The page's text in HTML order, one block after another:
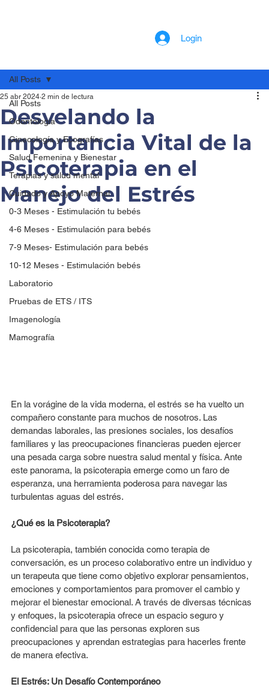
Login
All Posts
Odontología
Ginecología y Ecografías
Salud Femenina y Bienestar
Terapias y salud mental
Cuidado y Apoyo Maternal
0-3 Meses - Estimulación tu bebés
4-6 Meses - Estimulación para bebés
7-9 Meses- Estimulación para bebés
10-12 Meses - Estimulación bebés
Laboratorio
Pruebas de ETS / ITS
Imagenología
Mamografía
All Posts
Desvelando la
Importancia Vital de la
Psicoterapia en el
Manejo del Estrés
25 abr 2024 2 min de lectura
En la vorágine de la vida moderna, el estrés se ha vuelto un
compañero constante para muchos de nosotros. Las
demandas laborales, las presiones sociales, los desafíos
familiares y las preocupaciones financieras pueden ejercer
una pesada carga sobre nuestra salud mental y física. Ante
este panorama, la psicoterapia emerge como un faro de
esperanza, una herramienta poderosa para navegar las
turbulentas aguas del estrés.
¿Qué es la Psicoterapia?
La psicoterapia, también conocida como terapia de
conversación, es un proceso colaborativo entre un individuo y
un terapeuta que tiene como objetivo explorar pensamientos,
emociones y comportamientos para promover el cambio y
mejorar el bienestar emocional. A través de diversas técnicas
y enfoques, la psicoterapia ofrece un espacio seguro y
confidencial para que las personas exploren sus
preocupaciones y aprendan estrategias para hacerles frente
de manera efectiva.
El Estrés: Un Desafío Contemporáneo